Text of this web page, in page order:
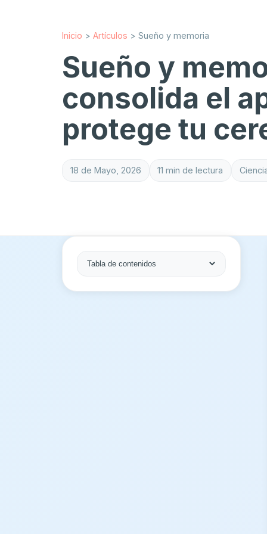
Inicio > Artículos > Sueño y memoria
Sueño y
consolida el
protege tu
18 de Mayo, 2026 11 min de lectura
Tabla de contenidos